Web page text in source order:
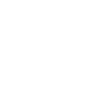
Búsqueda rápida,
Engagement